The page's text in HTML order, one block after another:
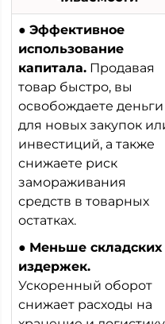
● Эффективное
использование
капитала. Продавая
товар быстро, вы
освобождаете деньги
для новых закупок
инвестиций, а также
снижаете риск
замораживания
средств в товарных
остатках.
● Меньше складских
издержек.
Ускоренный оборот
снижает расходы на